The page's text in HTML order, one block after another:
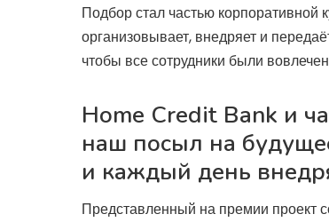
Подбор стал частью корпоративной
организовывает, внедряет и
чтобы все сотрудники были
Home Credit Bank и
наш посыл на
и каждый день
Представленный на премии проект